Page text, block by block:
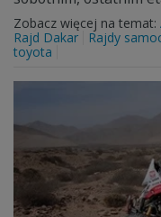
Zobacz więcej na temat:
Rajd Dakar
Rajdy
toyota